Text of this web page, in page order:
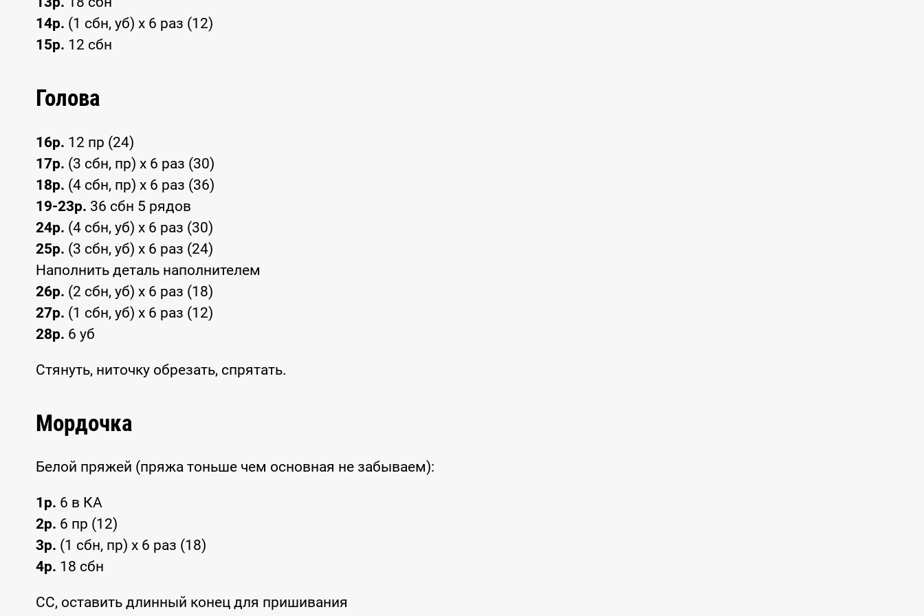
14р. (1 сбн, уб) x 6 раз (12)
15р. 12 сбн
Голова
16р. 12 пр (24)
17р. (3 сбн, пр) x 6 раз (30)
18р. (4 сбн, пр) x 6 раз (36)
19-23р. 36 сбн 5 рядов
24р. (4 сбн, уб) x 6 раз (30)
25р. (3 сбн, уб) x 6 раз (24)
Наполнить деталь наполнителем
26р. (2 сбн, уб) x 6 раз (18)
27р. (1 сбн, уб) x 6 раз (12)
28р. 6 уб
Стянуть, ниточку обрезать, спрятать.
Мордочка
Белой пряжей (пряжа тоньше чем основная не забываем):
1р. 6 в КА
2р. 6 пр (12)
3р. (1 сбн, пр) x 6 раз (18)
4р. 18 сбн
СС, оставить длинный конец для пришивания